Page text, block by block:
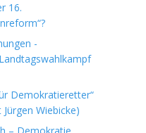
16.
-
Demokratieretter“
Wiebicke)